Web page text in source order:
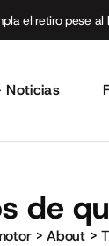
el retiro pese
Noticias
de
>About>